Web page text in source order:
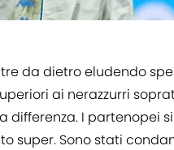
da dietro eludendo
ai nerazzurri
I partenopei
super. Sono stati